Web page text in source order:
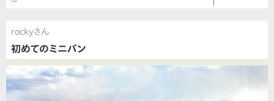
rockyさん
初めてのミニバン